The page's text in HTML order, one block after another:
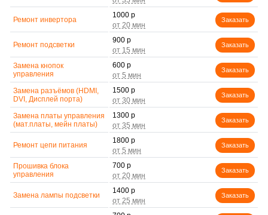
Ремонт инвертора
1000 р
Заказать
Ремонт подсветки
900 р
Заказать
Замена кнопок
управления
600 р
Заказать
Замена разъёмов (HDMI,
DVI, Дисплей порта)
1500 р
Заказать
Замена платы управления
(мат.платы, мейн платы)
1300 р
Заказать
Ремонт цепи питания
1800 р
Заказать
Прошивка блока
управления
700 р
Заказать
Замена лампы подсветки
1400 р
Заказать